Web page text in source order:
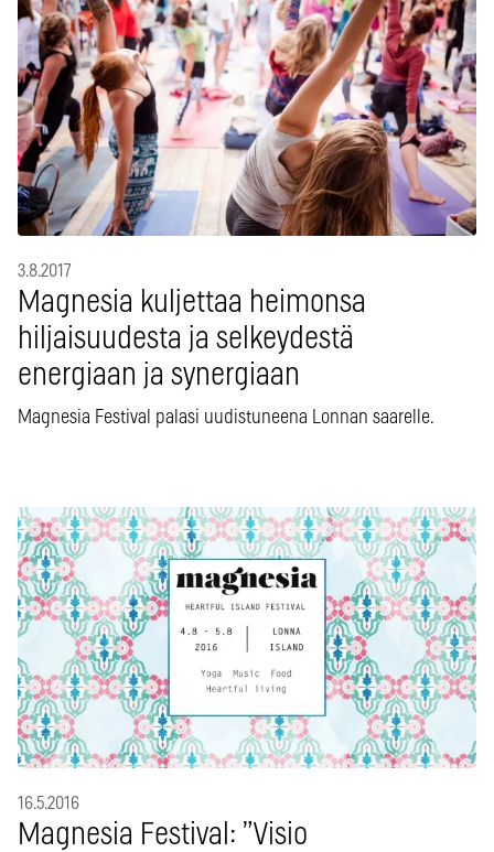
3.8.2017
Magnesia kuljettaa heimonsa
hiljaisuudesta ja selkeydestä
energiaan ja synergiaan
Magnesia Festival palasi uudistuneena Lonnan saarelle.
16.5.2016
Magnesia Festival: ”Visio